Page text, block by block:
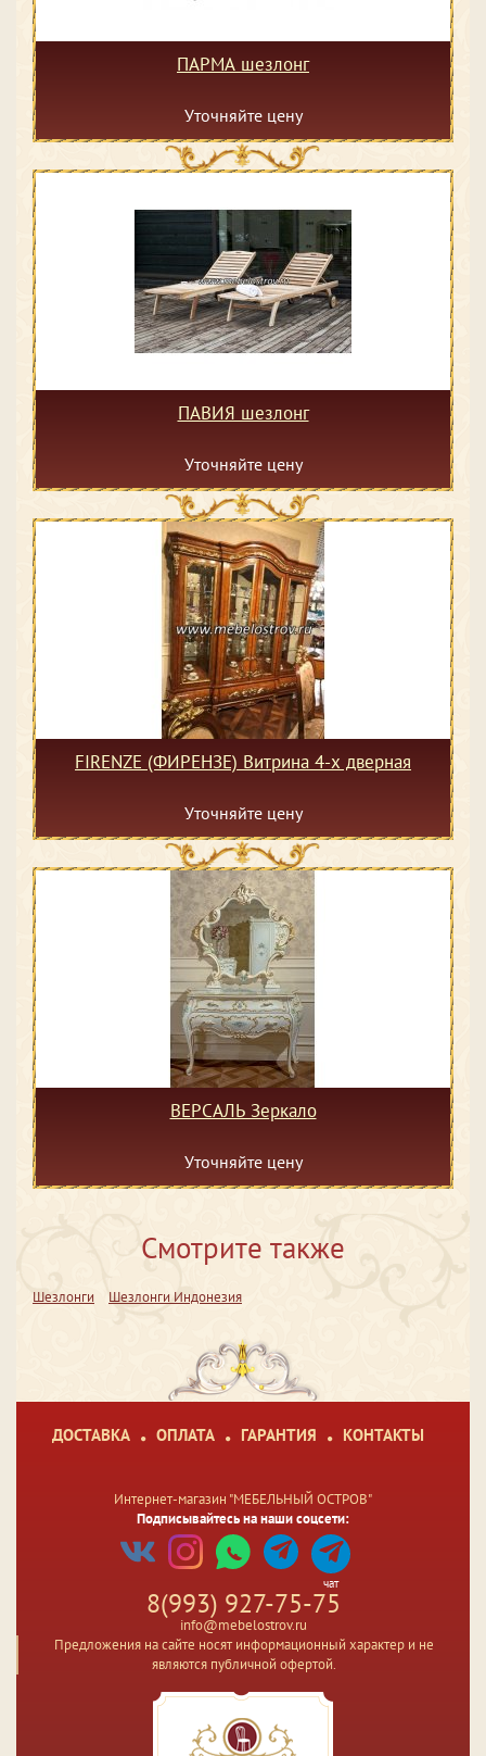
ПАРМА шезлонг
Уточняйте цену
ПАВИЯ шезлонг
Уточняйте цену
FIRENZE (ФИРЕНЗЕ) Витрина 4-х дверная
Уточняйте цену
ВЕРСАЛЬ Зеркало
Уточняйте цену
Смотрите также
Шезлонги Шезлонги Индонезия
ДОСТАВКА ОПЛАТА ГАРАНТИЯ КОНТАКТЫ
Интернет-магазин "МЕБЕЛЬНЫЙ ОСТРОВ"
Подписывайтесь на наши соцсети:
чат
8(993) 927-75-75
info@mebelostrov.ru
Предложения на сайте носят информационный характер и не
являются публичной офертой.